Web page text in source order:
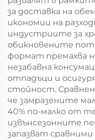
за доставка на
икономии на
индустриите за
обикновените
формат премахва
незабавна
отпадъци и
стойност.
че замразените
40% по-малко от
извънсезонните
запазват